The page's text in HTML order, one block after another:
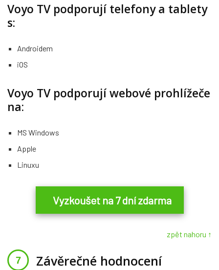
Voyo TV podporují telefony a tablety
s:
Androidem
iOS
Voyo TV podporují webové prohlížeče
na:
MS Windows
Apple
Linuxu
Vyzkoušet na 7 dní zdarma
zpět nahoru ↑
Závěrečné hodnocení